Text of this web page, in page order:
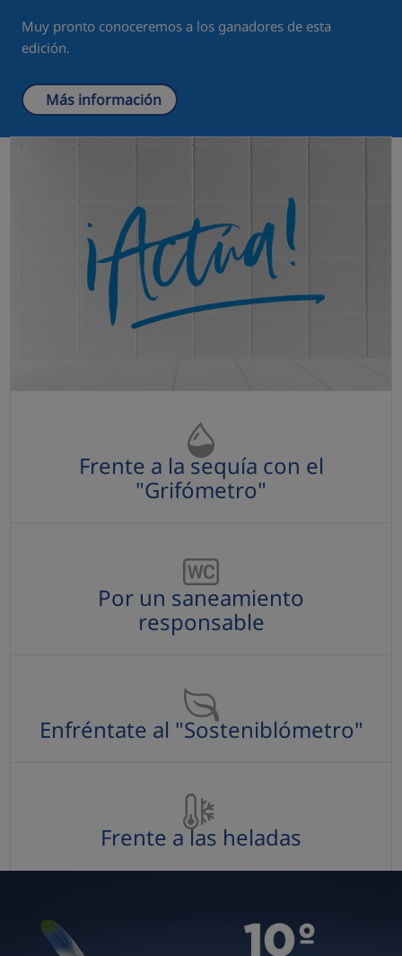
Muy pronto conoceremos a los ganadores de esta
edición.
Más información
Frente a la sequía con el
"Grifómetro"
Por un saneamiento
responsable
Enfréntate al "Sosteniblómetro"
Frente a las heladas